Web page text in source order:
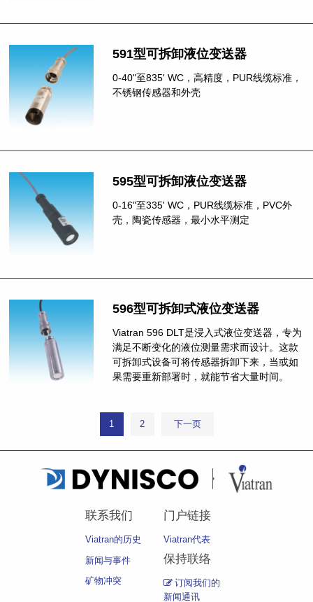
591型可拆卸液位变送器
0-40"至835' WC，高精度，PUR线缆标准，
不锈钢传感器和外壳
595型可拆卸液位变送器
0-16"至335' WC，PUR线缆标准，PVC外
壳，陶瓷传感器，最小水平测定
596型可拆卸式液位变送器
Viatran 596 DLT是浸入式液位变送器，专为
满足不断变化的液位测量需求而设计。这款
可拆卸式设备可将传感器拆卸下来，当或如
果需要重新部署时，就能节省大量时间。
1 2 下一页
联系我们
Viatran的历史
新闻与事件
矿物冲突
门户链接
Viatran代表
保持联络
订阅我们的
新闻通讯